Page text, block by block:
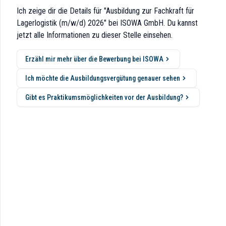
für die Branchen Automobil, Bau, Industrie und
Materialien aus unserem Lager sowie das
Ich zeige dir die Details für "Ausbildung zur Fachkraft für
Lagerlogistik (m/w/d) 2026" bei ISOWA GmbH. Du kannst
jetzt alle Informationen zu dieser Stelle einsehen.
Erzähl mir mehr über die Bewerbung bei ISOWA
Ich möchte die Ausbildungsvergütung genauer sehen
Gibt es Praktikumsmöglichkeiten vor der Ausbildung?